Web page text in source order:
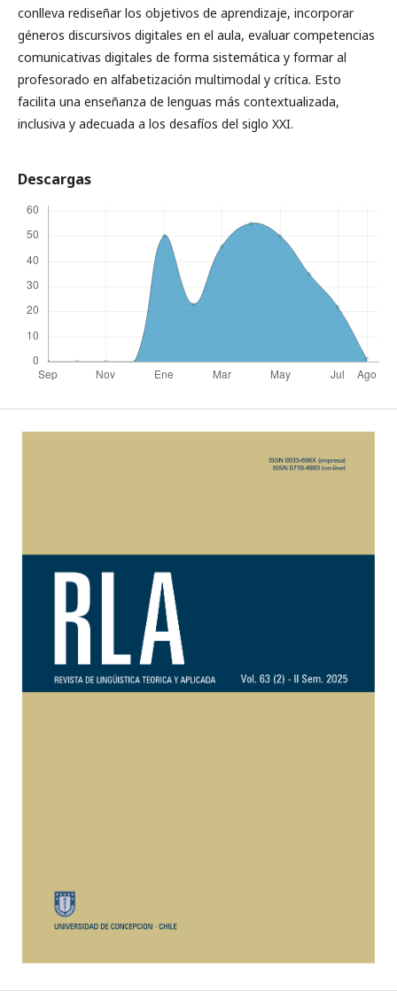
conlleva rediseñar los objetivos de aprendizaje, incorporar
géneros discursivos digitales en el aula, evaluar competencias
comunicativas digitales de forma sistemática y formar al
profesorado en alfabetización multimodal y crítica. Esto
facilita una enseñanza de lenguas más contextualizada,
inclusiva y adecuada a los desafíos del siglo XXI.
Descargas